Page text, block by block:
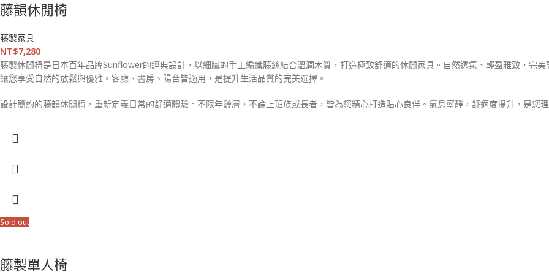
藤韻休閒椅
藤製家具
NT$7,280
藤製休閒椅是日本百年品牌Sunflower的經典設計，以細膩的手工編織藤絲結合溫潤木質，打造極致舒適的休閒家具。自然透氣、輕盈雅致，完
讓您享受自然的放鬆與優雅。客廳、書房、陽台皆適用，是提升生活品質的完美選擇。
設計簡約的藤韻休閒椅，重新定義日常的舒適體驗。不限年齡層，不論上班族或長者，皆為您精心打造貼心良伴。氣息寧靜，舒適度提升，是您
Sold out
籐製單人椅